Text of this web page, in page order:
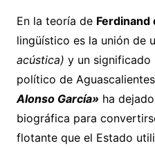
En la teoría de Ferdinand
lingüístico es la unión de
acústica) y un significado
político de
Alonso García» ha
biográfica para
flotante que el Estado